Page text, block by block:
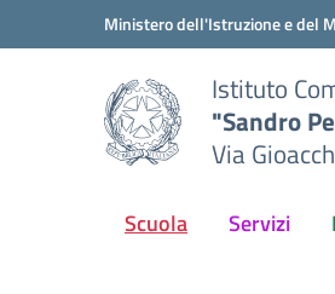
Vai ai contenuti
Vai al menu di navigazioneMinistero dell'Istruzione e del
Istituto
"Sandro
Via
Scuola Servizi